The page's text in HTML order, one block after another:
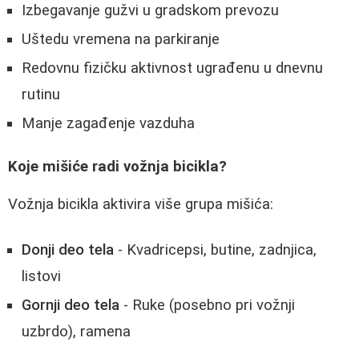
Izbegavanje gužvi u gradskom prevozu
Uštedu vremena na parkiranje
Redovnu fizičku aktivnost ugrađenu u dnevnu
rutinu
Manje zagađenje vazduha
Koje mišiće radi vožnja bicikla?
Vožnja bicikla aktivira više grupa mišića:
Donji deo tela - Kvadricepsi, butine, zadnjica,
listovi
Gornji deo tela - Ruke (posebno pri vožnji
uzbrdo), ramena